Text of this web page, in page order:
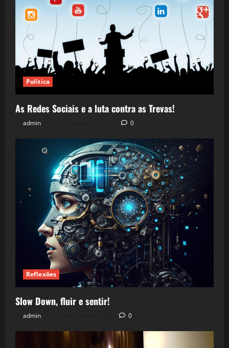
Política
As Redes Sociais e a luta contra as Trevas!
admin 0
Reflexões
Slow Down, fluir e sentir!
admin 0